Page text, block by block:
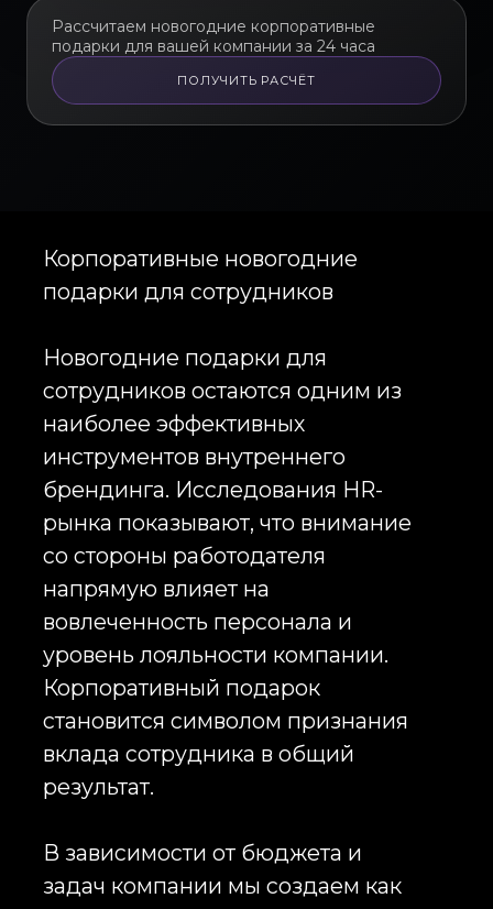
Рассчитаем новогодние корпоративные
подарки для вашей компании за 24 часа
ПОЛУЧИТЬ РАСЧЁТ
Подарки партнерам на Новый год
Деловые отношения требуют
Новогодние подарки партнерам
позволяют подчеркнуть уважение,
выразить благодарность за
совместную работу и укрепить
категории чаще всего
корпоративные подарки, бизнес-